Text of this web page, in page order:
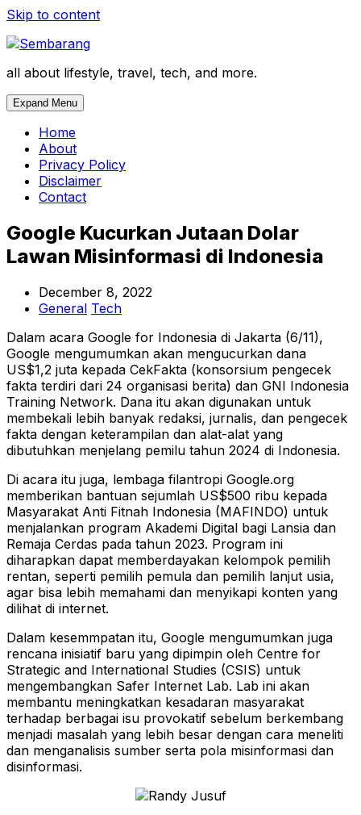
Skip to content
all about lifestyle, travel, tech, and more.
Expand Menu
Home
About
Privacy Policy
Disclaimer
Contact
Google Kucurkan Jutaan Dolar
Lawan Misinformasi di Indonesia
December 8, 2022
General Tech
Dalam acara Google for Indonesia di Jakarta (6/11),
Google mengumumkan akan mengucurkan dana
US$1,2 juta kepada CekFakta (konsorsium pengecek
fakta terdiri dari 24 organisasi berita) dan GNI Indonesia
Training Network. Dana itu akan digunakan untuk
membekali lebih banyak redaksi, jurnalis, dan pengecek
fakta dengan keterampilan dan alat-alat yang
dibutuhkan menjelang pemilu tahun 2024 di Indonesia.
Di acara itu juga, lembaga filantropi Google.org
memberikan bantuan sejumlah US$500 ribu kepada
Masyarakat Anti Fitnah Indonesia (MAFINDO) untuk
menjalankan program Akademi Digital bagi Lansia dan
Remaja Cerdas pada tahun 2023. Program ini
diharapkan dapat memberdayakan kelompok pemilih
rentan, seperti pemilih pemula dan pemilih lanjut usia,
agar bisa lebih memahami dan menyikapi konten yang
dilihat di internet.
Dalam kesemmpatan itu, Google mengumumkan juga
rencana inisiatif baru yang dipimpin oleh Centre for
Strategic and International Studies (CSIS) untuk
mengembangkan Safer Internet Lab. Lab ini akan
membantu meningkatkan kesadaran masyarakat
terhadap berbagai isu provokatif sebelum berkembang
menjadi masalah yang lebih besar dengan cara meneliti
dan menganalisis sumber serta pola misinformasi dan
disinformasi.